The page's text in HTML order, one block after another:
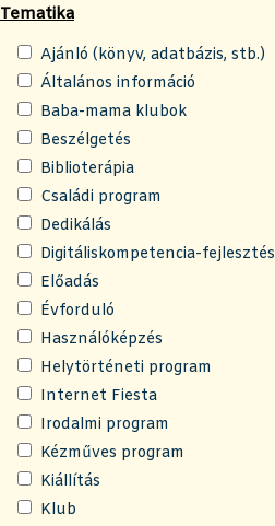
Tematika
Ajánló (könyv, adatbázis, stb.)
Általános információ
Baba-mama klubok
Beszélgetés
Biblioterápia
Családi program
Dedikálás
Digitáliskompetencia-fejlesztés
Előadás
Évforduló
Használóképzés
Helytörténeti program
Internet Fiesta
Irodalmi program
Kézműves program
Kiállítás
Klub